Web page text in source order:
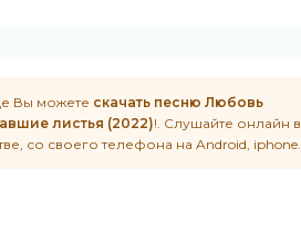
Вы можете скачать песню Любовь
листья (2022)!. Слушайте онлайн в
со своего телефона на Android, iphone